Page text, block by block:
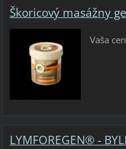
Škoricový masážny
Vaša
LYMFOREGEN® -